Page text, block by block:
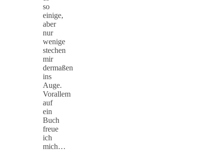
so
einige,
aber
nur
wenige
stechen
mir
dermaßen
ins
Auge.
Vorallem
auf
ein
Buch
freue
ich
mich…